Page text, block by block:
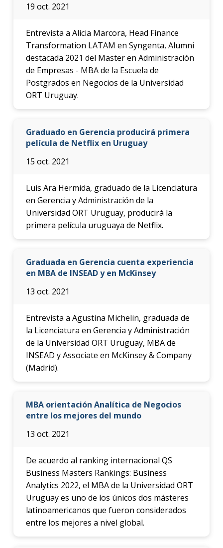
19 oct. 2021
Entrevista a Alicia Marcora, Head Finance
Transformation LATAM en Syngenta, Alumni
destacada 2021 del Master en Administración
de Empresas - MBA de la Escuela de
Postgrados en Negocios de la Universidad
ORT Uruguay.
Graduado en Gerencia producirá primera
película de Netflix en Uruguay
15 oct. 2021
Luis Ara Hermida, graduado de la Licenciatura
en Gerencia y Administración de la
Universidad ORT Uruguay, producirá la
primera película uruguaya de Netflix.
Graduada en Gerencia cuenta experiencia
en MBA de INSEAD y en McKinsey
13 oct. 2021
Entrevista a Agustina Michelin, graduada de
la Licenciatura en Gerencia y Administración
de la Universidad ORT Uruguay, MBA de
INSEAD y Associate en McKinsey & Company
(Madrid).
MBA orientación Analítica de Negocios
entre los mejores del mundo
13 oct. 2021
De acuerdo al ranking internacional QS
Business Masters Rankings: Business
Analytics 2022, el MBA de la Universidad ORT
Uruguay es uno de los únicos dos másteres
latinoamericanos que fueron considerados
entre los mejores a nivel global.